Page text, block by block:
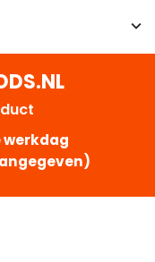
werkdag